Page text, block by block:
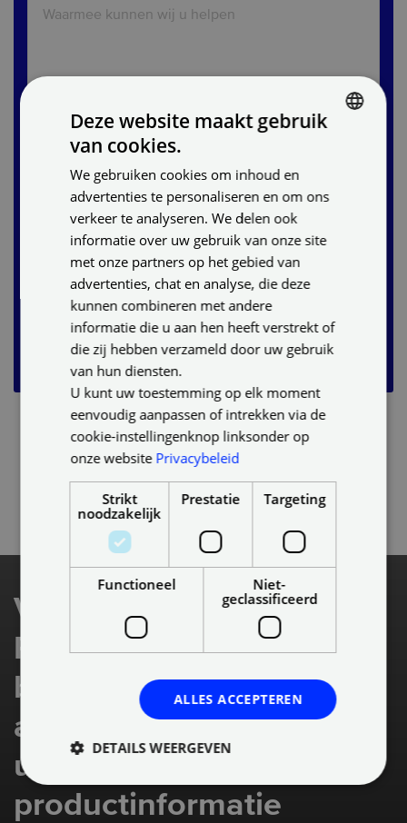
Ja, ik ga akkoord met hetgeen er in het
statementstaat.
Vraag de
Plameco
brochure
aan voor
uitgebreide
productinformatie
Deze website maakt gebruik
van cookies.
We gebruiken cookies om inhoud en
advertenties te personaliseren en om ons
verkeer te analyseren. We delen ook
informatie over uw gebruik van onze site
met onze partners op het gebied van
advertenties, chat en analyse, die deze
kunnen combineren met andere
informatie die u aan hen heeft verstrekt of
die zij hebben verzameld door uw gebruik
van hun diensten.
U kunt uw toestemming op elk moment
eenvoudig aanpassen of intrekken via de
cookie-instellingenknop linksonder op
onze website Privacybeleid
Strikt
noodzakelijk
Prestatie Targeting
Functioneel
Niet-
geclassificeerd
ALLES ACCEPTEREN
DETAILS WEERGEVEN